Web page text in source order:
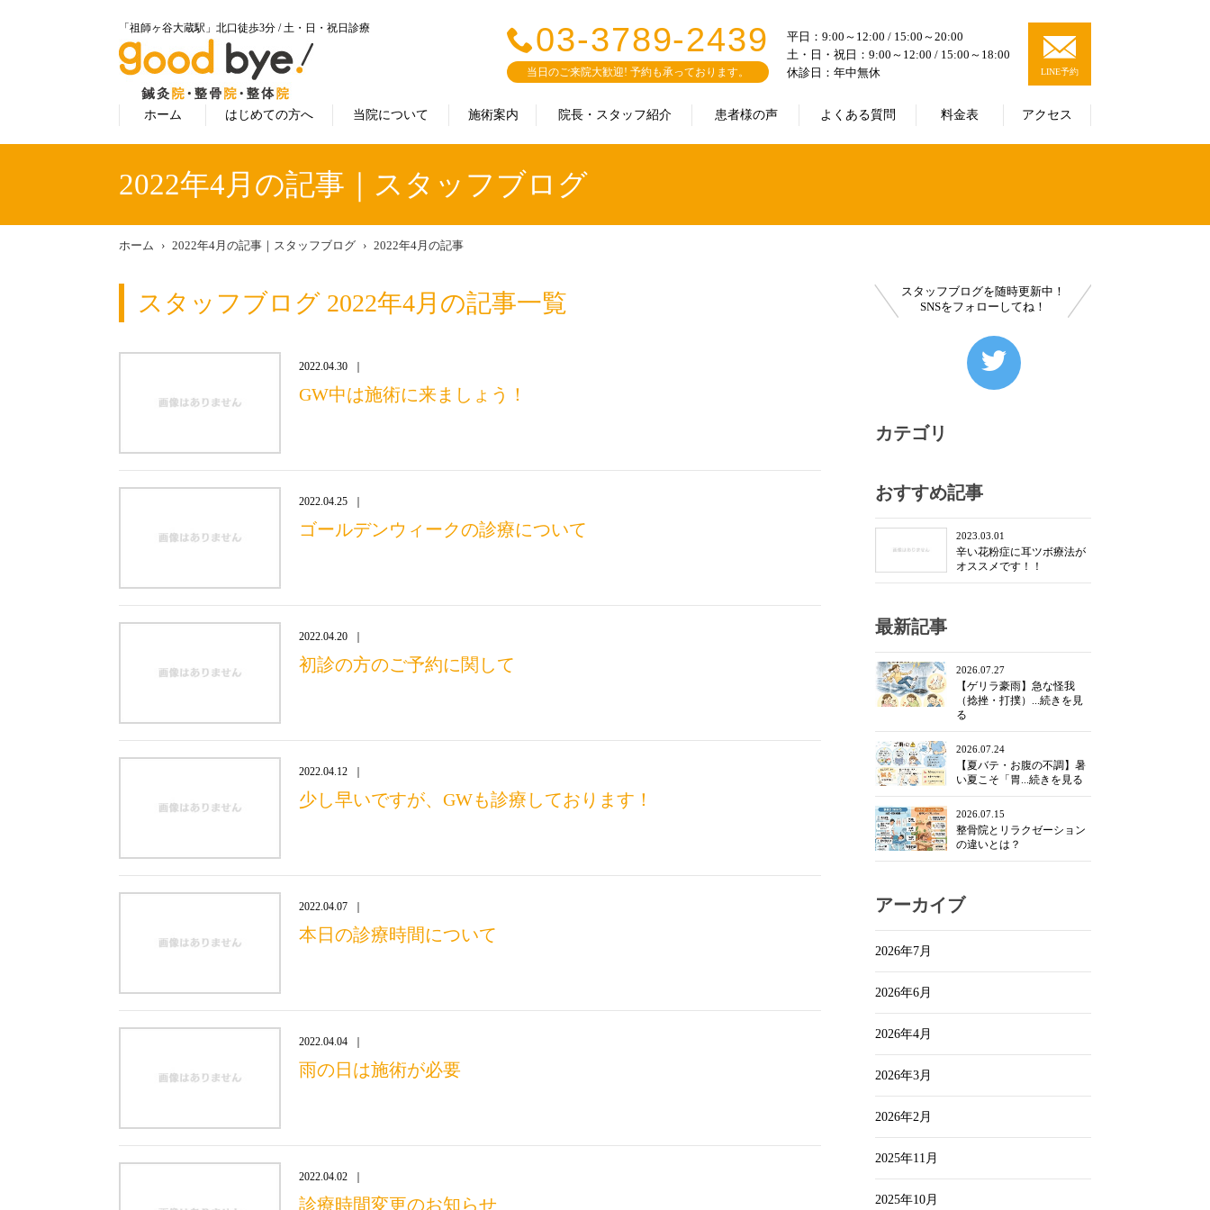
「祖師ヶ谷大蔵駅」北口徒歩3分 / 土・日・祝日診療
ホーム はじめての方へ 当院について 施術案内 院長・スタッフ紹介 患者様の声 よくある質問 料金表 アクセス
03-3789-2439
当日のご来院大歓迎! 予約も承っております。
平日：9:00～12:00 / 15:00～20:00
土・日・祝日：9:00～12:00 / 15:00～18:00
休診日：年中無休
LINE予約
2022年4月の記事｜スタッフブログ
ホーム 2022年4月の記事｜スタッフブログ 2022年4月の記事
スタッフブログ 2022年4月の記事一覧
2022.04.30
GW中は施術に来ましょう！
2022.04.25
ゴールデンウィークの診療について
2022.04.20
初診の方のご予約に関して
2022.04.12
少し早いですが、GWも診療しております！
2022.04.07
本日の診療時間について
2022.04.04
雨の日は施術が必要
2022.04.02
診療時間変更のお知らせ
スタッフブログを随時更新中！
SNSをフォローしてね！
カテゴリ
おすすめ記事
2023.03.01
辛い花粉症に耳ツボ療法が
オススメです！！
最新記事
2026.07.27
【ゲリラ豪雨】急な怪我
（捻挫・打撲）...続きを見
る
2026.07.24
【夏バテ・お腹の不調】暑
い夏こそ「胃...続きを見る
2026.07.15
整骨院とリラクゼーション
の違いとは？
アーカイブ
2026年7月
2026年6月
2026年4月
2026年3月
2026年2月
2025年11月
2025年10月